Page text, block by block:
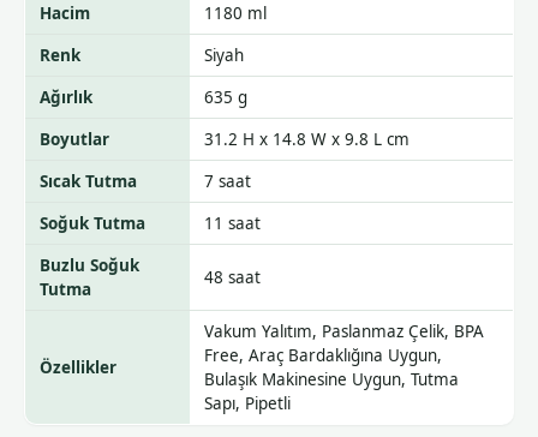
Hacim
1180 ml
Renk
Siyah
Ağırlık
635 g
Boyutlar
31.2 H x 14.8 W x 9.8 L cm
Sıcak Tutma
7 saat
Soğuk Tutma
11 saat
Buzlu Soğuk
Tutma
48 saat
Özellikler
Vakum Yalıtım, Paslanmaz Çelik, BPA
Free, Araç Bardaklığına Uygun,
Bulaşık Makinesine Uygun, Tutma
Sapı, Pipetli